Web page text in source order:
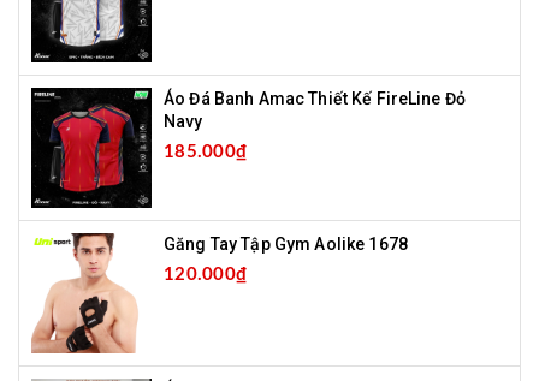
Áo Đá Banh Amac Thiết Kế FireLine Đỏ
Navy
185.000₫
Găng Tay Tập Gym Aolike 1678
120.000₫